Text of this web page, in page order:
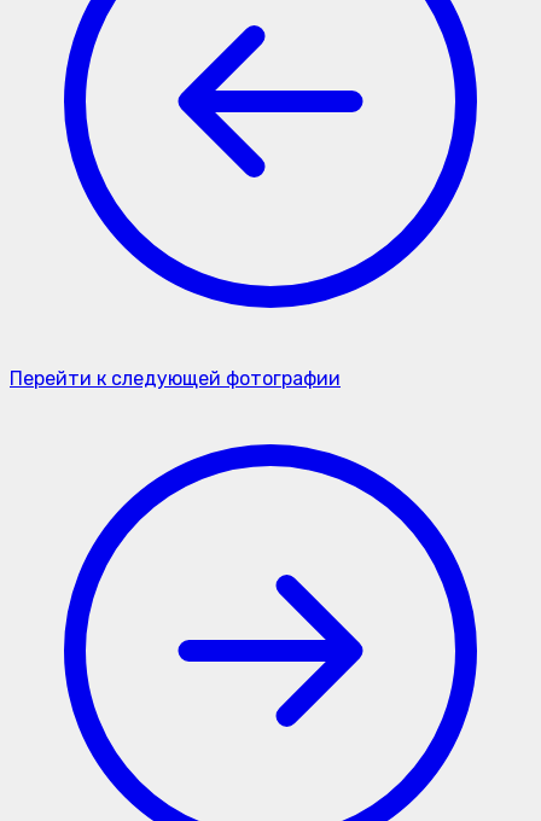
Перейти к следующей фотографии